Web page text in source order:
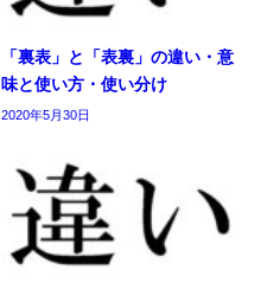
「裏表」と「表裏」の違い・意
味と使い方・使い分け
2020年5月30日